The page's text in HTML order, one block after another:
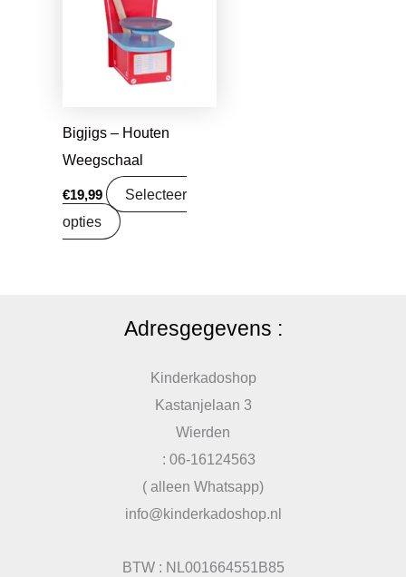
Bigjigs – Houten
Weegschaal
€19,99
Selecteer
opties
Adresgegevens :
Kinderkadoshop
Kastanjelaan 3
Wierden
: 06-16124563
( alleen Whatsapp)
info@kinderkadoshop.nl
BTW : NL001664551B85